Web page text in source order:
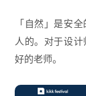
「自然」是安
人的。对于设
好的老师。